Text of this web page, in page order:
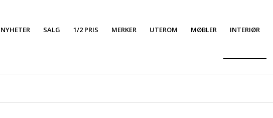
NYHETER SALG 1/2 PRIS MERKER UTEROM MØBLER INTERIØR